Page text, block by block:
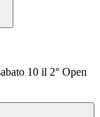
10 il 2° Open